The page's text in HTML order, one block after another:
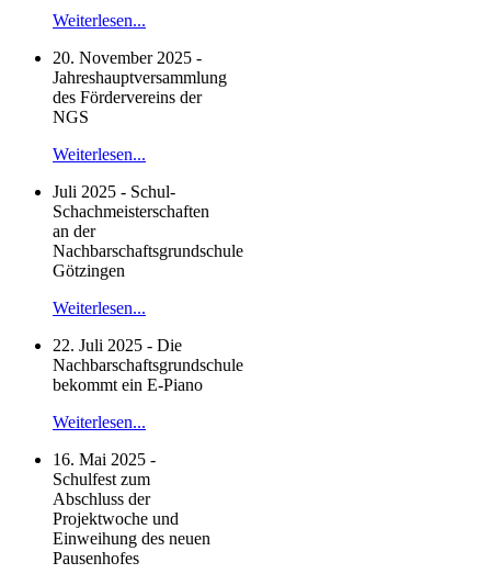
Weiterlesen...
20. November 2025 -
Jahreshauptversammlung
des Fördervereins der
NGS
Weiterlesen...
Juli 2025 - Schul-
Schachmeisterschaften
an der
Nachbarschaftsgrundschule
Götzingen
Weiterlesen...
22. Juli 2025 - Die
Nachbarschaftsgrundschule
bekommt ein E-Piano
Weiterlesen...
16. Mai 2025 -
Schulfest zum
Abschluss der
Projektwoche und
Einweihung des neuen
Pausenhofes